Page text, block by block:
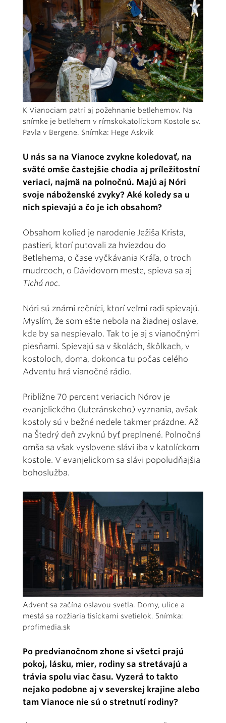
K Vianociam patrí aj požehnanie betlehemov. Na
snímke je betlehem v rímskokatolíckom Kostole sv.
Pavla v Bergene. Snímka: Hege Askvik
U nás sa na Vianoce zvykne koledovať, na
sväté omše častejšie chodia aj príležitostní
veriaci, najmä na polnočnú. Majú aj Nóri
svoje náboženské zvyky? Aké koledy sa u
nich spievajú a čo je ich obsahom?
Obsahom kolied je narodenie Ježiša Krista,
pastieri, ktorí putovali za hviezdou do
Betlehema, o čase vyčkávania Kráľa, o troch
mudrcoch, o Dávidovom meste, spieva sa aj
Tichá noc.
Nóri sú známi rečníci, ktorí veľmi radi spievajú.
Myslím, že som ešte nebola na žiadnej oslave,
kde by sa nespievalo. Tak to je aj s vianočnými
piesňami. Spievajú sa v školách, škôlkach, v
kostoloch, doma, dokonca tu počas celého
Adventu hrá vianočné rádio.
Približne 70 percent veriacich Nórov je
evanjelického (luteránskeho) vyznania, avšak
kostoly sú v bežné nedele takmer prázdne. Až
na Štedrý deň zvyknú byť preplnené. Polnočná
omša sa však vyslovene slávi iba v katolíckom
kostole. V evanjelickom sa slávi popoludňajšia
bohoslužba.
Advent sa začína oslavou svetla. Domy, ulice a
mestá sa rozžiaria tisíckami svetielok. Snímka:
profimedia.sk
Po predvianočnom zhone si všetci prajú
pokoj, lásku, mier, rodiny sa stretávajú a
trávia spolu viac času. Vyzerá to takto
nejako podobne aj v severskej krajine alebo
tam Vianoce nie sú o stretnutí rodiny?